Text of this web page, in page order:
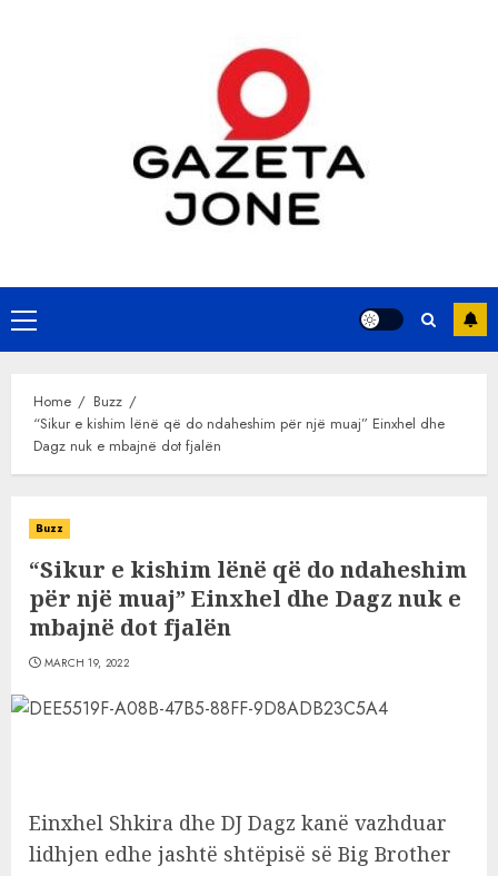
Primary
Menu
Home
Buzz
“Sikur e kishim lënë që do ndaheshim për një muaj” Einxhel dhe
Dagz nuk e mbajnë dot fjalën
Buzz
“Sikur e kishim lënë që do ndaheshim
për një muaj” Einxhel dhe Dagz nuk e
mbajnë dot fjalën
MARCH 19, 2022
Einxhel Shkira dhe DJ Dagz kanë vazhduar
lidhjen edhe jashtë shtëpisë së Big Brother